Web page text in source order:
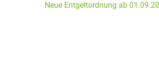
Neue Entgeltordnung ab 01.09.2017